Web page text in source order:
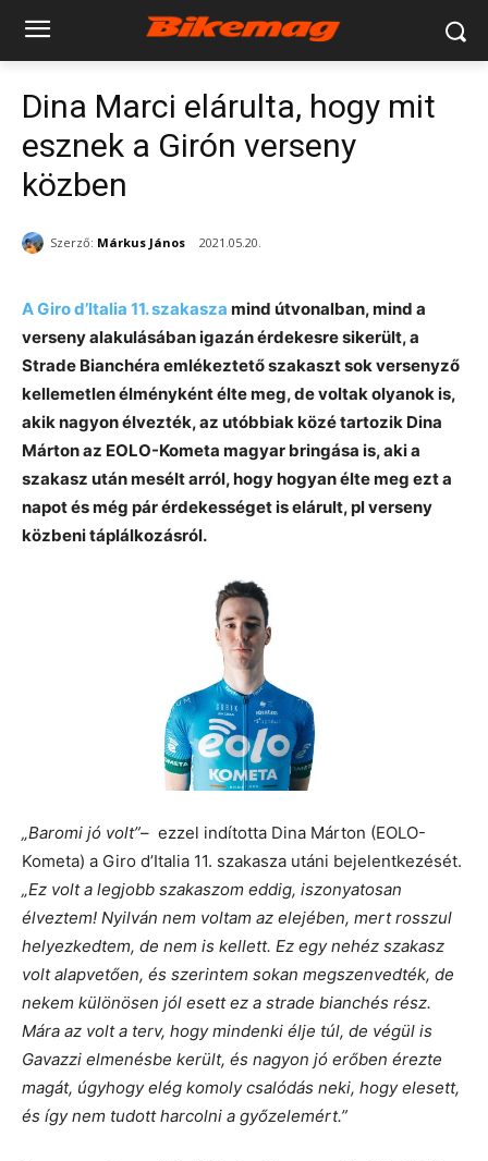
Dina Marci elárulta, hogy mit
esznek a Girón verseny
közben
Szerző: Márkus János 2021.05.20.
A Giro d’Italia 11. szakasza mind útvonalban, mind a
verseny alakulásában igazán érdekesre sikerült, a
Strade Bianchéra emlékeztető szakaszt sok versenyző
kellemetlen élményként élte meg, de voltak olyanok is,
akik nagyon élvezték, az utóbbiak közé tartozik Dina
Márton az EOLO-Kometa magyar bringása is, aki a
szakasz után mesélt arról, hogy hogyan élte meg ezt a
napot és még pár érdekességet is elárult, pl verseny
közbeni táplálkozásról.
„Baromi jó volt”– ezzel indította Dina Márton (EOLO-
Kometa) a Giro d’Italia 11. szakasza utáni bejelentkezését.
„Ez volt a legjobb szakaszom eddig, iszonyatosan
élveztem! Nyilván nem voltam az elejében, mert rosszul
helyezkedtem, de nem is kellett. Ez egy nehéz szakasz
volt alapvetően, és szerintem sokan megszenvedték, de
nekem különösen jól esett ez a strade bianchés rész.
Mára az volt a terv, hogy mindenki élje túl, de végül is
Gavazzi elmenésbe került, és nagyon jó erőben érezte
magát, úgyhogy elég komoly csalódás neki, hogy elesett,
és így nem tudott harcolni a győzelemért.”